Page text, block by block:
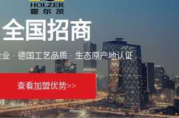
全国招商
· 德国工艺品质 · 生态原产地认证
查看加盟优势>>